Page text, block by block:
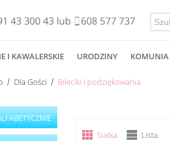
I KAWALERSKIE URODZINY KOMUNIA
Dla Gości Bileciki i podziękowania
Siatka Lista